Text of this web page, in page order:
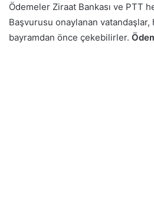
Ödemeler Ziraat Bankası ve PTT
Başvurusu onaylanan vatandaşlar,
bayramdan önce çekebilirler.